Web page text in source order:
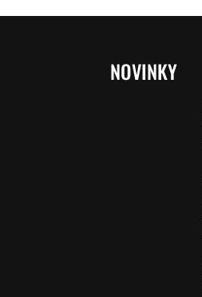
NOVINKY